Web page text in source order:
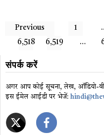
Previous 1
6,518
6,519 …
संपर्क करें
अगर आप कोई सूचना, लेख, ऑडियो-
इस ईमेल आईडी पर भेजें: